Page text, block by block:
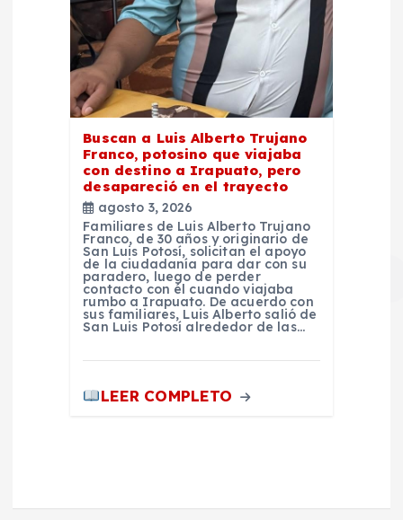
Buscan a Luis Alberto Trujano
Franco, potosino que viajaba
con destino a Irapuato, pero
desapareció en el trayecto
agosto 3, 2026
Familiares de Luis Alberto Trujano
Franco, de 30 años y originario de
San Luis Potosí, solicitan el apoyo
de la ciudadanía para dar con su
paradero, luego de perder
contacto con él cuando viajaba
rumbo a Irapuato. De acuerdo con
sus familiares, Luis Alberto salió de
San Luis Potosí alrededor de las…
LEER COMPLETO